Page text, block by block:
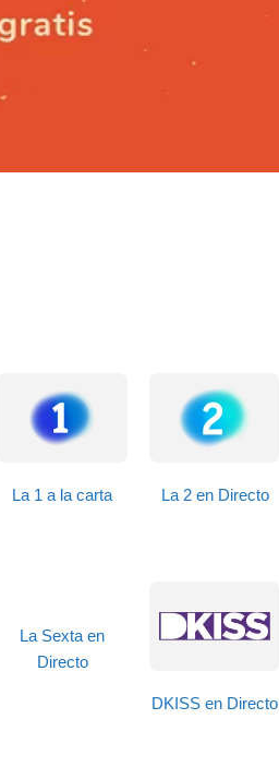
La 1 a la carta La 2 en Directo
La Sexta en
Directo
DKISS en Directo